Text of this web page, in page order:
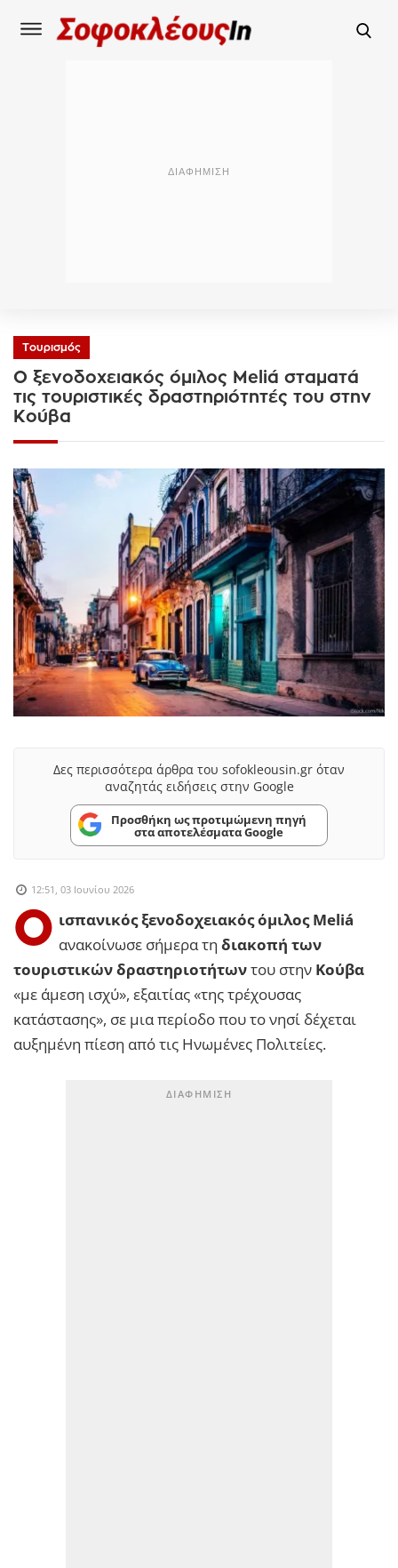
Τουρισμός
Ο ξενοδοχειακός όμιλος Meliá σταματά
τις τουριστικές δραστηριότητές του στην
Κούβα
Δες περισσότερα άρθρα του sofokleousin.gr όταν
αναζητάς ειδήσεις στην Google
Προσθήκη ως προτιμώμενη πηγή
στα αποτελέσματα Google
12:51, 03 Ιουνίου 2026
Ο ισπανικός ξενοδοχειακός όμιλος Meliá
ανακοίνωσε σήμερα τη διακοπή των
τουριστικών δραστηριοτήτωντου στην Κούβα
«με άμεση ισχύ», εξαιτίας «της τρέχουσας
κατάστασης», σε μια περίοδο που το νησί δέχεται
αυξημένη πίεση από τις Ηνωμένες Πολιτείες.